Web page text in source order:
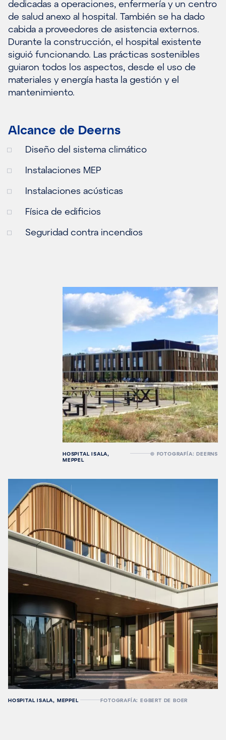
dedicadas a operaciones, enfermería y un centro
de salud anexo al hospital. También se ha dado
cabida a proveedores de asistencia externos.
Durante la construcción, el hospital existente
siguió funcionando. Las prácticas sostenibles
guiaron todos los aspectos, desde el uso de
materiales y energía hasta la gestión y el
mantenimiento.
Alcance de Deerns
Diseño del sistema climático
Instalaciones MEP
Instalaciones acústicas
Física de edificios
Seguridad contra incendios
HOSPITAL ISALA,
MEPPEL
© FOTOGRAFÍA: DEERNS
HOSPITAL ISALA, MEPPEL FOTOGRAFÍA: EGBERT DE BOER